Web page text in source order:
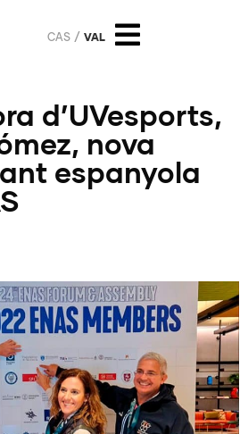
CAS VAL
d’UVesports,
nova
espanyola